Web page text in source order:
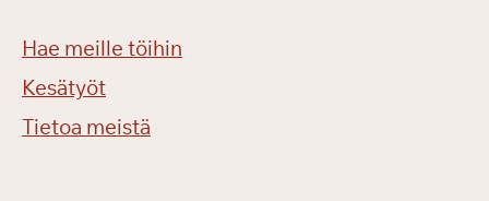
Hae meille töihin
Kesätyöt
Tietoa meistä